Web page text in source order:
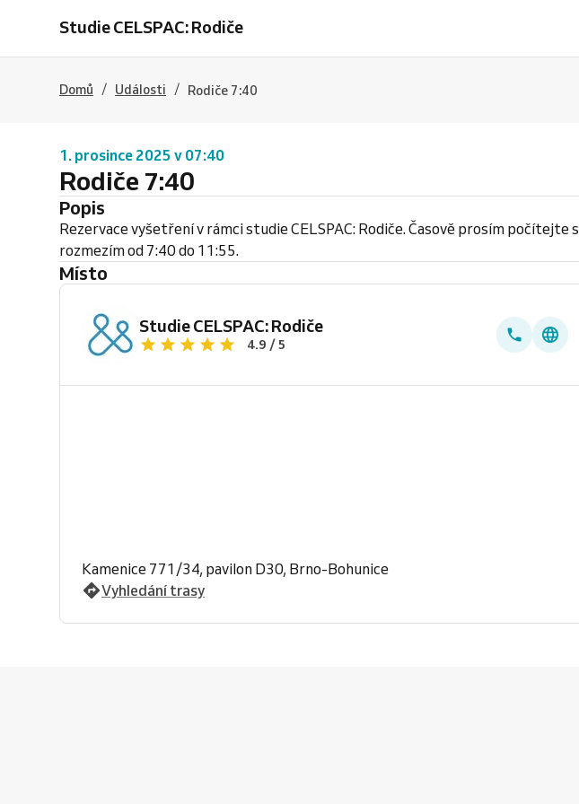
Studie CELSPAC: Rodiče
Domů / Události / Rodiče 7:40
1. prosince 2025 v 07:40
Rodiče 7:40
Popis
Rezervace vyšetření v rámci studie CELSPAC: Rodiče. Časově prosím počítejte s
rozmezím od 7:40 do 11:55.
Místo
Studie CELSPAC: Rodiče
4.9 / 5
Kamenice 771/34, pavilon D30, Brno-Bohunice
Vyhledání trasy